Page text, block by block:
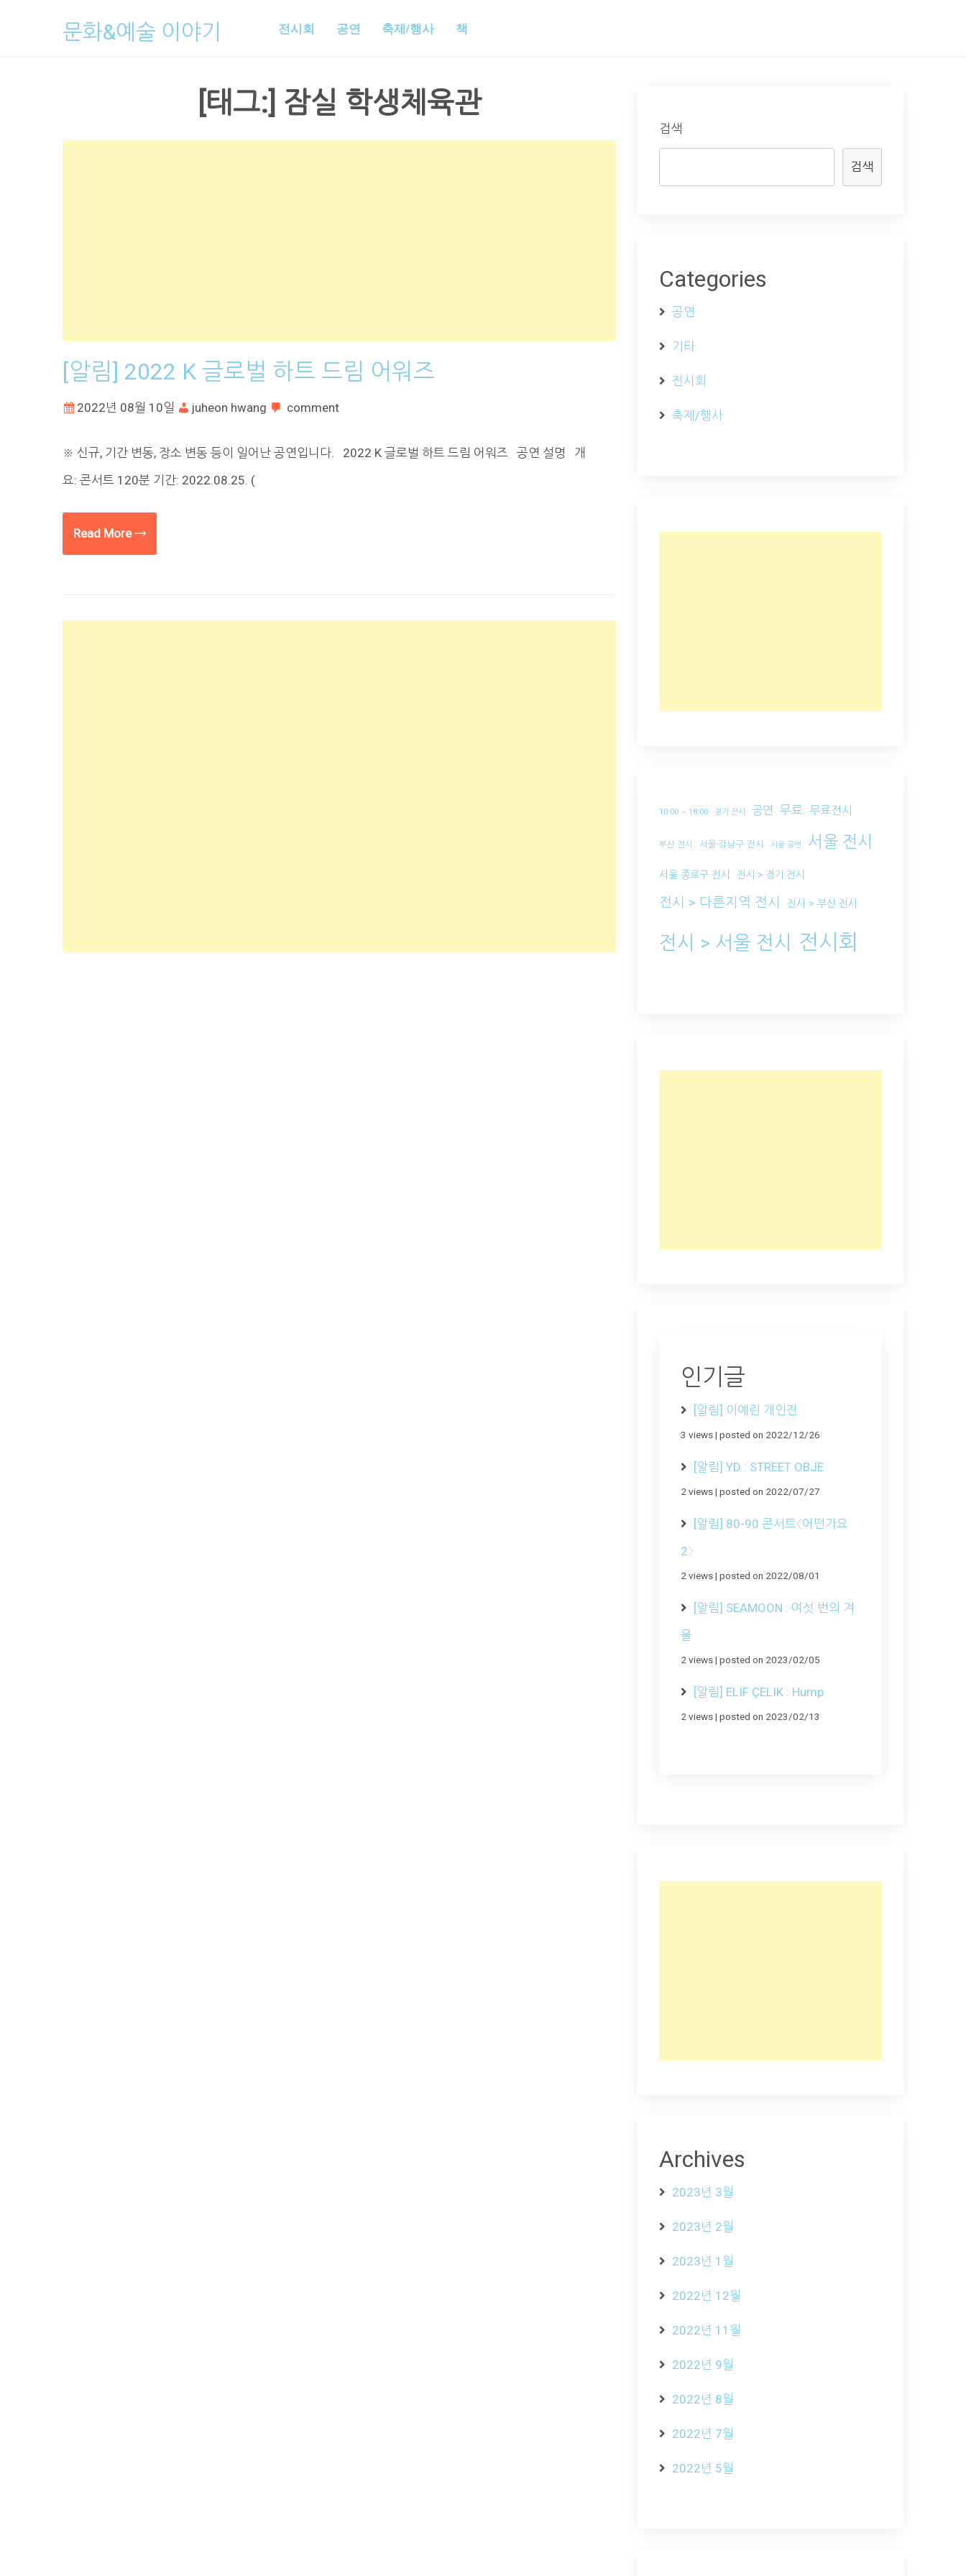
문화&예술 이야기 전시회 공연 축제/행사 책
[태그:] 잠실 학생체육관
[알림] 2022 K 글로벌 하트 드림 어워즈
2022년 08월 10일 juheon hwang comment
※ 신규, 기간 변동, 장소 변동 등이 일어난 공연입니다. 2022 K 글로벌 하트 드림 어워즈 공연 설명 개
요: 콘서트 120분 기간: 2022.08.25. (
Read More →
검색
검색
Categories
공연
기타
전시회
축제/행사
10:00 ~ 18:00 경기 전시 공연 무료 무료전시
부산 전시 서울 강남구 전시 서울 공연 서울 전시
서울 종로구 전시 전시 > 경기 전시
전시 > 다른지역 전시 전시 > 부산 전시
전시 > 서울 전시 전시회
인기글
[알림] 이예린 개인전
3 views| posted on 2022/12/26
[알림] YD : STREET OBJE
2 views| posted on 2022/07/27
[알림] 80-90 콘서트〈어떤가요
2〉
2 views| posted on 2022/08/01
[알림] SEAMOON : 여섯 번의 겨
울
2 views| posted on 2023/02/05
[알림] ELIF ÇELIK : Hump
2 views| posted on 2023/02/13
Archives
2023년 3월
2023년 2월
2023년 1월
2022년 12월
2022년 11월
2022년 9월
2022년 8월
2022년 7월
2022년 5월